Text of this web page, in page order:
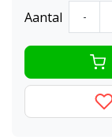
Aantal -